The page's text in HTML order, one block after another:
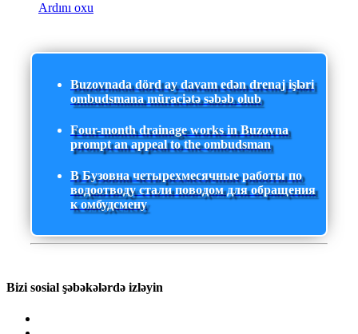
Ardını oxu
Buzovnada dörd ay davam edən drenaj işləri
ombudsmana müraciətə səbəb olub
Four-month drainage works in Buzovna
prompt an appeal to the ombudsman
В Бузовна четырехмесячные работы по
водоотводу стали поводом для обращения
к омбудсмену
Bizi sosial şəbəkələrdə izləyin